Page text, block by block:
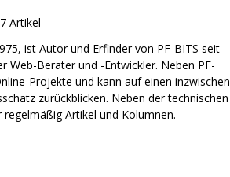
Artikel
ist Autor und Erfinder von PF-BITS seit
Web-Berater und -Entwickler. Neben PF-
Projekte und kann auf einen inzwischen
zurückblicken. Neben der technischen
Artikel und Kolumnen.